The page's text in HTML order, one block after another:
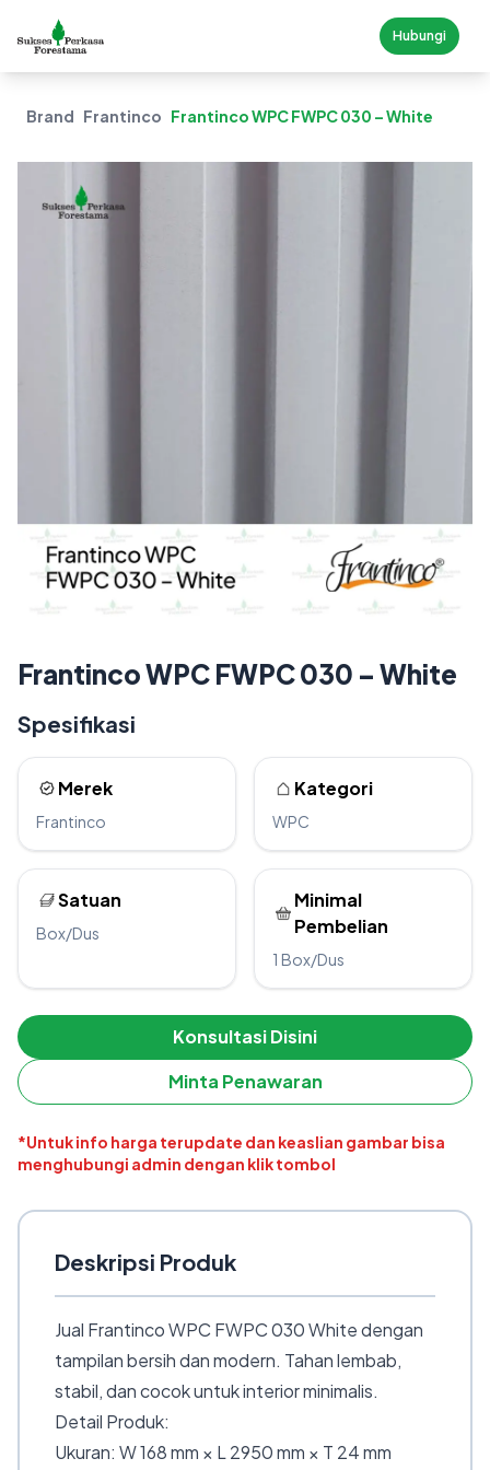
Hubungi
Brand Frantinco Frantinco WPC FWPC 030 – White
Frantinco WPC FWPC 030 – White
Spesifikasi
Merek
Frantinco
Kategori
WPC
Satuan
Box/Dus
Minimal
Pembelian
1 Box/Dus
Konsultasi Disini
Minta Penawaran
*Untuk info harga terupdate dan keaslian gambar bisa
menghubungi admin dengan klik tombol
Deskripsi Produk
Jual Frantinco WPC FWPC 030 White dengan
tampilan bersih dan modern. Tahan lembab,
stabil, dan cocok untuk interior minimalis.
Detail Produk:
Ukuran: W 168 mm × L 2950 mm × T 24 mm